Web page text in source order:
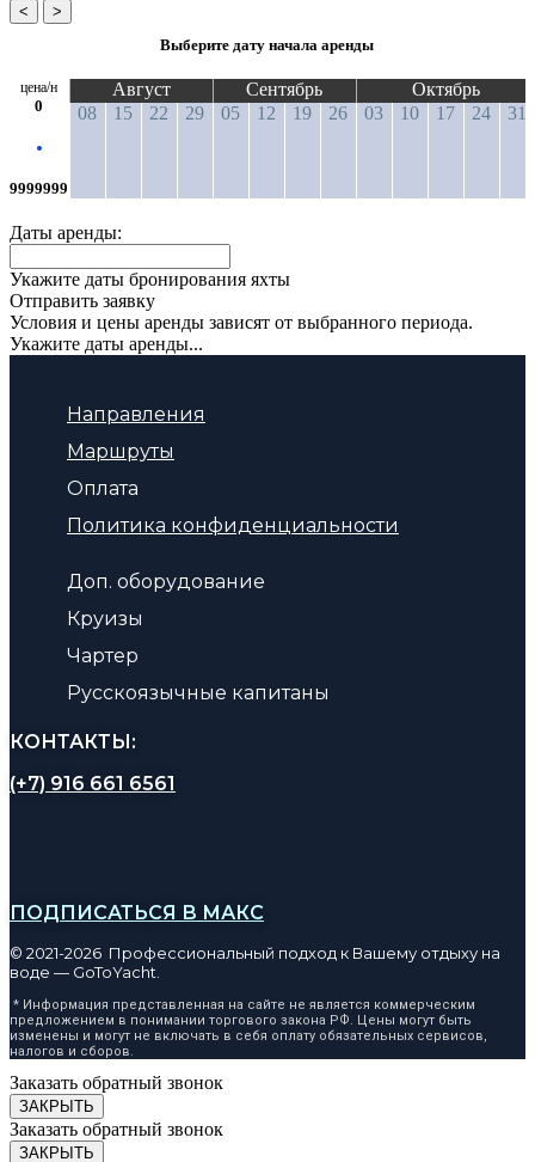
<
>
Выберите дату начала аренды
цена/н
0
9999999
Август Сентябрь
Октябрь
08
15 22 29 05 12 19 26 03 10 17 24 31
Даты аренды:
Укажите даты бронирования яхты
Отправить заявку
Условия и цены аренды зависят от выбранного периода.
Укажите даты аренды...
Направления
Маршруты
Оплата
Политика конфиденциальности
Доп. оборудование
Круизы
Чартер
Русскоязычные капитаны
КОНТАКТЫ:
(+7) 916 661 6561
ПОДПИСАТЬСЯ В МАКС
© 2021-2026 Профессиональный подход к Вашему отдыху на
воде — GoToYacht.
* Информация представленная на сайте не является коммерческим
предложением в понимании торгового закона РФ. Цены могут быть
изменены и могут не включать в себя оплату обязательных сервисов,
налогов и сборов.
Заказать обратный звонок
ЗАКРЫТЬ
Заказать обратный звонок
ЗАКРЫТЬ